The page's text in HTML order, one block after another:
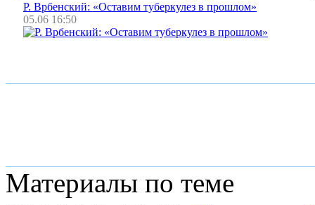
Р. Врбенский: «Оставим туберкулез в прошлом»
05.06 16:50
Материалы по теме